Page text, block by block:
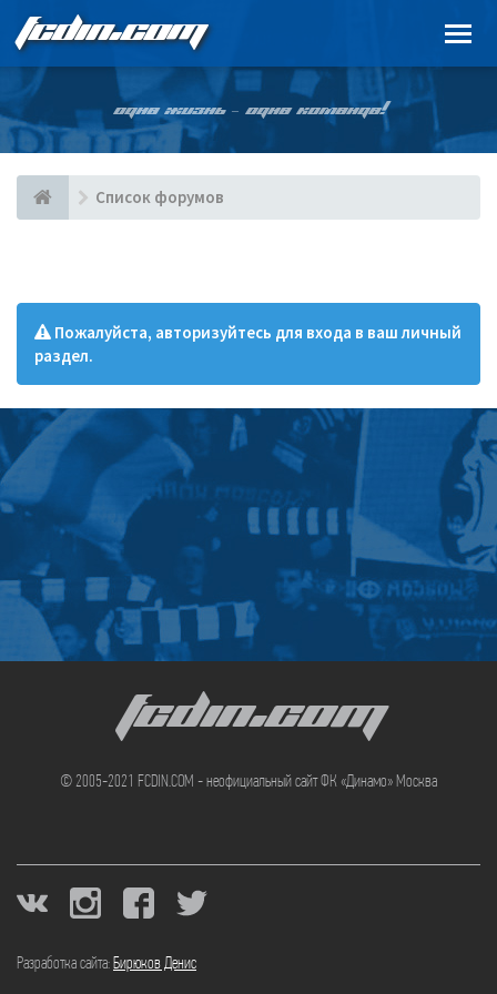
FCDIN.COM
ОДНА ЖИЗНЬ – ОДНА КОМАНДА!
Список форумов
Пожалуйста, авторизуйтесь для входа в ваш личный
раздел.
FCDIN.COM
© 2005-2021 FCDIN.COM - неофициальный сайт ФК «Динамо» Москва
Разработка сайта: Бирюков Денис